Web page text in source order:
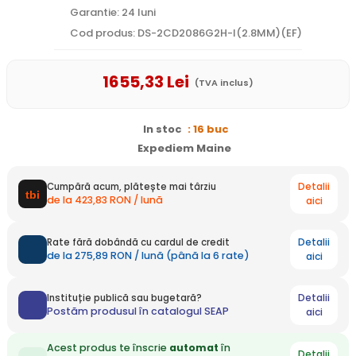
Garantie: 24 luni
Cod produs: DS-2CD2086G2H-I(2.8MM)(EF)
1655,33 Lei (TVA inclus)
In stoc : 16 buc
Expediem Maine
Cumpără acum, plătește mai târziu
de la 423,83 RON / lună
Detalii
aici
Rate fără dobândă cu cardul de credit
de la 275,89 RON / lună (până la 6 rate)
Detalii
aici
Instituție publică sau bugetară?
Postăm produsul în catalogul SEAP
Detalii
aici
Acest produs te înscrie automat în